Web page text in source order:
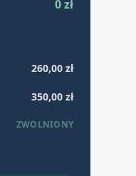
0 zł
260,00 zł
350,00 zł
ZWOLNIONY